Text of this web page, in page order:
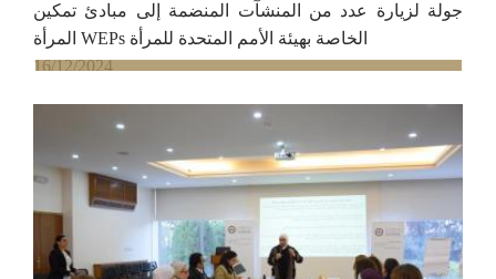
جولة لزيارة عدد من المنشآت المنضمة إلى مبادئ تمكين
المرأة WEPs الخاصة بهيئة الأمم المتحدة للمرأة
16/12/2024